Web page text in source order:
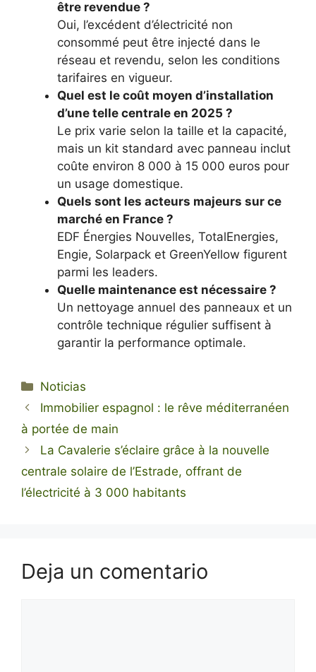
être revendue ?
Oui, l’excédent d’électricité non
consommé peut être injecté dans le
réseau et revendu, selon les conditions
tarifaires en vigueur.
Quel est le coût moyen d’installation
d’une telle centrale en 2025 ?
Le prix varie selon la taille et la capacité,
mais un kit standard avec panneau inclut
coûte environ 8 000 à 15 000 euros pour
un usage domestique.
Quels sont les acteurs majeurs sur ce
marché en France ?
EDF Énergies Nouvelles, TotalEnergies,
Engie, Solarpack et GreenYellow figurent
parmi les leaders.
Quelle maintenance est nécessaire ?
Un nettoyage annuel des panneaux et un
contrôle technique régulier suffisent à
garantir la performance optimale.
Categorías
Noticias
Immobilier espagnol : le rêve méditerranéen
à portée de main
La Cavalerie s’éclaire grâce à la nouvelle
centrale solaire de l’Estrade, offrant de
l’électricité à 3 000 habitants
Deja un comentario